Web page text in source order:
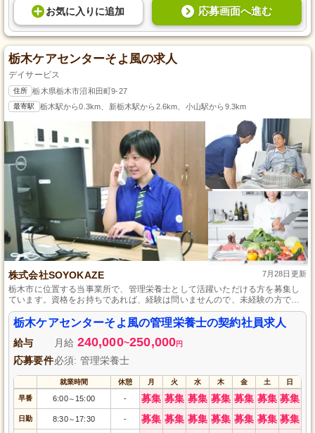
お気に入り に追加 応募画面へ進む
栃木ケアセンターそよ風の求人
デイサービス
住所 栃木県栃木市沼和田町9-27
最寄駅 栃木駅から0.3km、新栃木駅から2.6km、小山駅から9.3km
株式会社SOYOKAZE 7月28日更新
栃木市に位置する当事業所で、管理栄養士として活躍いただける方を募集し
ています。資格をお持ちであれば、経験は問いませんので、未経験の方でも
ご応募いただけます。お客様とスタッフのための食事づくりを中心に、企画
や管理業務もお願いします。育児休暇や介護休暇の取得が可能で、交通費も
支給するため、遠方からの通勤も安心です。自立支援をモットーに、ご利用
者様の「できるを増やす」介護サービスを一緒に提供しませんか。
栃木ケアセンターそよ風の管理栄養士の契約社員求人
給与 月給 240,000~250,000円
応募要件必須: 管理栄養士
就業時間 休憩 月 火 水 木 金 土 日
早番 6:00～ 15:00 - 募集 募集 募集 募集 募集 募集 募集
日勤 8:30～ 17:30 - 募集 募集 募集 募集 募集 募集 募集